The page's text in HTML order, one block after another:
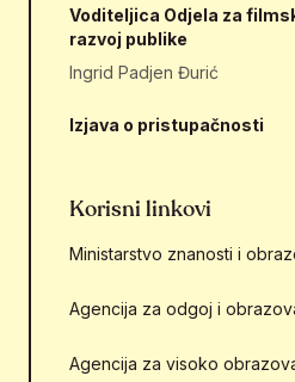
Voditeljica Odjela za
razvoj publike
Ingrid Padjen Đurić
Izjava o pristupačnosti
Korisni linkovi
Ministarstvo znanosti i
Agencija za odgoj i
Agencija za visoko